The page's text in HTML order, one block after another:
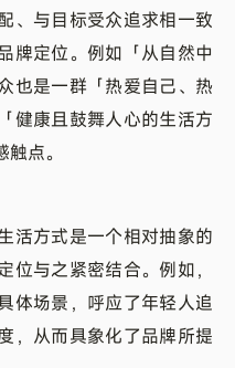
、与目标受众追求相一致
牌定位。例如「从自然中
也是一群「热爱自己、热
健康且鼓舞人心的生活方
点。
活方式是一个相对抽象的
与之紧密结合。例如，
体场景，呼应了年轻人追
，从而具象化了品牌所提